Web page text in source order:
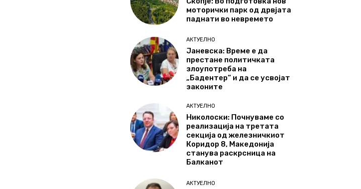
моторички парк од дрвјата
паднати во невремето
АКТУЕЛНО
Јаневска: Време е да
престане политичката
злоупотреба на
„Бадентер“ и да се усвојат
законите
АКТУЕЛНО
Николоски: Почнуваме со
реализација на третата
секција од железничкиот
Коридор 8, Македонија
станува раскрсница на
Балканот
АКТУЕЛНО